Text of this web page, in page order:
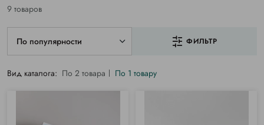
9 товаров
По популярности ФИЛЬТР
Вид каталога: По 2 товара По 1 товару